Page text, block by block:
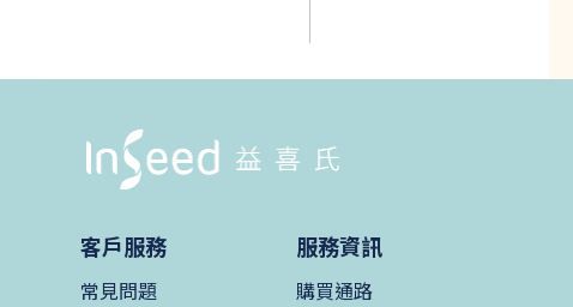
客戶服務
常見問題
服務資訊
購買通路